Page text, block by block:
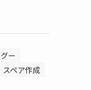
ー
スペア作成